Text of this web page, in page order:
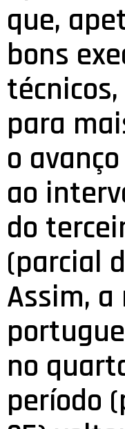
que,
bons
para
o
ao
do
(parcial
Assim, a
no
período